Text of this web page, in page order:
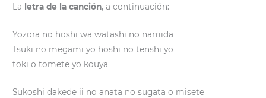
La letra de la canción, a continuación:
Yozora no hoshi wa watashi no namida
Tsuki no megami yo hoshi no tenshi yo
toki o tomete yo kouya
Sukoshi dakede ii no anata no sugata o misete